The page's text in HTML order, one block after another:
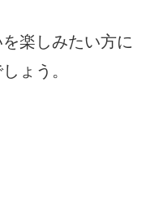
楽しみたい方に
ょう。